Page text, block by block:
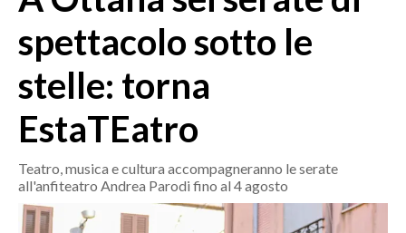
MEDIO CAMPIDANO
ORISTANO E PROVINCIA
SASSARI E PROVINCIA
GALLURA
NUORO E PROVINCIA
OGLIASTRA
AGENDA
CRONACA
spettacolo sotto le
stelle: torna
EstaTEatro
Teatro, musica e cultura accompagneranno le serate
all'anfiteatro Andrea Parodi fino al 4 agosto